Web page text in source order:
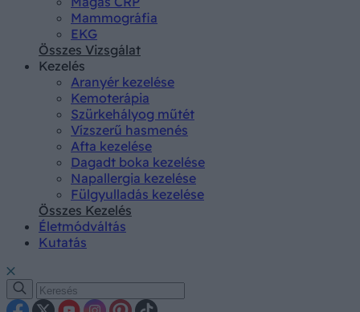
Mammográfia
EKG
Összes Vizsgálat
Kezelés
Aranyér kezelése
Kemoterápia
Szürkehályog műtét
Vízszerű hasmenés
Afta kezelése
Dagadt boka kezelése
Napallergia kezelése
Fülgyulladás kezelése
Összes Kezelés
Életmódváltás
Kutatás